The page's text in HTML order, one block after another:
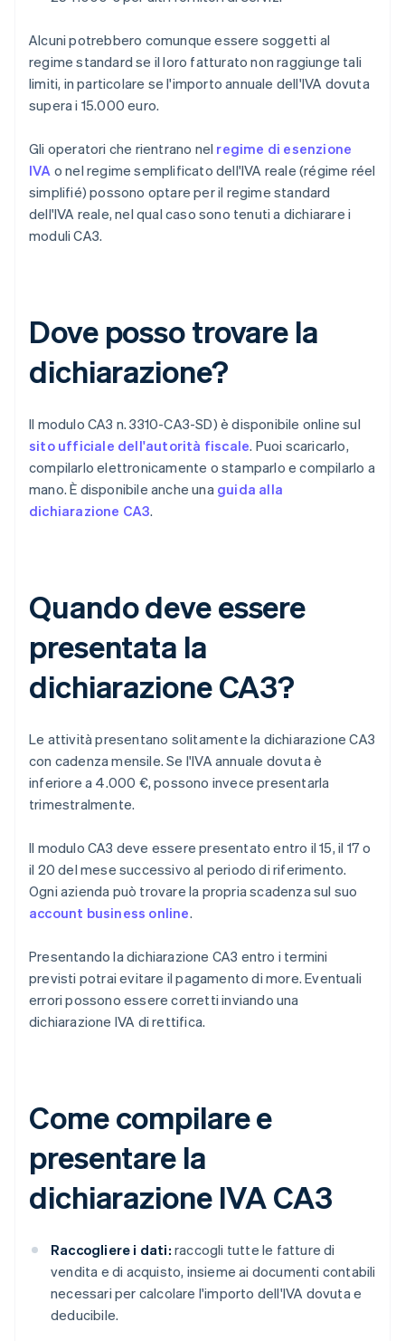
Alcuni potrebbero comunque essere soggetti al
regime standard se il loro fatturato non raggiunge tali
limiti, in particolare se l'importo annuale dell'IVA dovuta
supera i 15.000 euro.
Gli operatori che rientrano nel regime di esenzione
IVA o nel regime semplificato dell'IVA reale (régime réel
simplifié) possono optare per il regime standard
dell'IVA reale, nel qual caso sono tenuti a dichiarare i
moduli CA3.
Dove posso trovare la
dichiarazione?
Il modulo CA3 n. 3310-CA3-SD) è disponibile online sul
sito ufficiale dell'autorità fiscale. Puoi scaricarlo,
compilarlo elettronicamente o stamparlo e compilarlo a
mano. È disponibile anche una guida alla
dichiarazione CA3.
Quando deve essere
presentata la
dichiarazione CA3?
Le attività presentano solitamente la dichiarazione CA3
con cadenza mensile. Se l'IVA annuale dovuta è
inferiore a 4.000 €, possono invece presentarla
trimestralmente.
Il modulo CA3 deve essere presentato entro il 15, il 17 o
il 20 del mese successivo al periodo di riferimento.
Ogni azienda può trovare la propria scadenza sul suo
account business online.
Presentando la dichiarazione CA3 entro i termini
previsti potrai evitare il pagamento di more. Eventuali
errori possono essere corretti inviando una
dichiarazione IVA di rettifica.
Come compilare e
presentare la
dichiarazione IVA CA3
Raccogliere i dati: raccogli tutte le fatture di
vendita e di acquisto, insieme ai documenti contabili
necessari per calcolare l'importo dell'IVA dovuta e
deducibile.